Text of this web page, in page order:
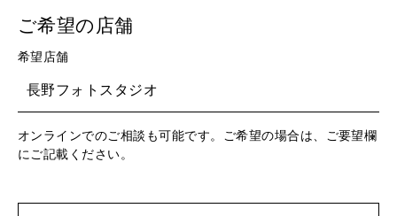
ご希望の店舗
希望店舗
長野フォトスタジオ
オンラインでのご相談も可能です。ご希望の場合は、ご要望欄
にご記載ください。